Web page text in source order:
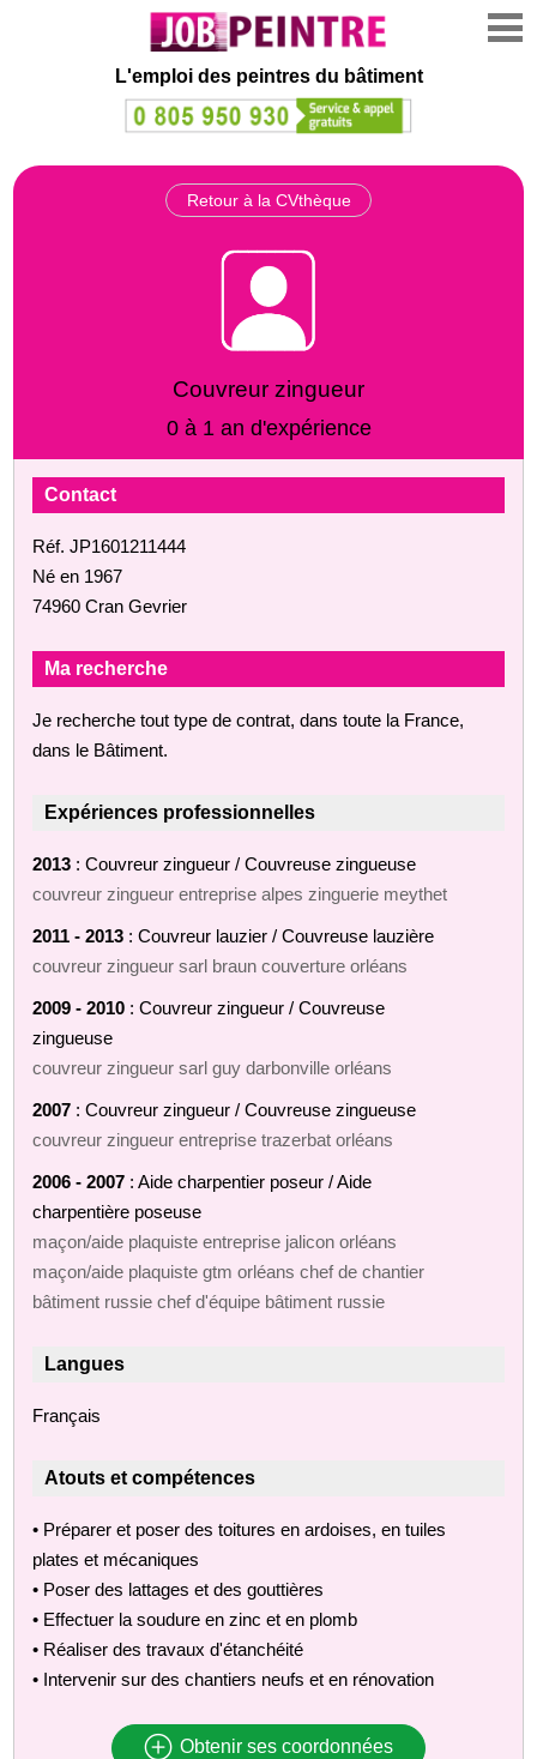
L'emploi des peintres du bâtiment
Retour à la CVthèque
Couvreur zingueur
0 à 1 an d'expérience
Contact
Réf. JP1601211444
Né en 1967
74960 Cran Gevrier
Ma recherche
Je recherche tout type de contrat, dans toute la France,
dans le Bâtiment.
Expériences professionnelles
2013 : Couvreur zingueur / Couvreuse zingueuse
couvreur zingueur entreprise alpes zinguerie meythet
2011 - 2013 : Couvreur lauzier / Couvreuse lauzière
couvreur zingueur sarl braun couverture orléans
2009 - 2010 : Couvreur zingueur / Couvreuse
zingueuse
couvreur zingueur sarl guy darbonville orléans
2007 : Couvreur zingueur / Couvreuse zingueuse
couvreur zingueur entreprise trazerbat orléans
2006 - 2007 : Aide charpentier poseur / Aide
charpentière poseuse
maçon/aide plaquiste entreprise jalicon orléans
maçon/aide plaquiste gtm orléans chef de chantier
bâtiment russie chef d'équipe bâtiment russie
Langues
Français
Atouts et compétences
• Préparer et poser des toitures en ardoises, en tuiles
plates et mécaniques
• Poser des lattages et des gouttières
• Effectuer la soudure en zinc et en plomb
• Réaliser des travaux d'étanchéité
• Intervenir sur des chantiers neufs et en rénovation
Obtenir ses coordonnées